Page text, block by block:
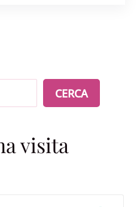
CERCA
visita